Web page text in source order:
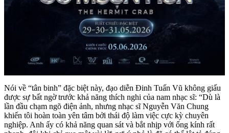
Nói về “tân binh” đặc biệt này, đạo diễn Đinh Tuấn Vũ không giấu
được sự bất ngờ trước khả năng thích nghi của nam nhạc sĩ: “Dù là
lần đầu chạm ngõ điện ảnh, nhưng nhạc sĩ Nguyễn Văn Chung
khiến tôi hoàn toàn yên tâm bởi thái độ làm việc cực kỳ chuyên
nghiệp. Anh ấy có khả năng quan sát và bắt nhịp với ống kính rất